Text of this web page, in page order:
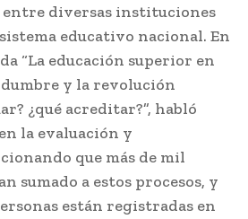
entre diversas instituciones
educativo nacional. En
“La educación superior en
y la revolución
¿qué acreditar?”, habló
la evaluación y
que más de mil
sumado a estos procesos, y
están registradas en